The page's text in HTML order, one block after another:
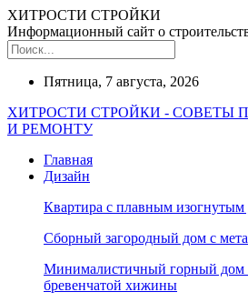
ХИТРОСТИ СТРОЙКИ
Информационный сайт о
Пятница, 7 августа, 2026
ХИТРОСТИ СТРОЙКИ - СОВЕТЫ
И РЕМОНТУ
Главная
Дизайн
Квартира с плавным изогнутым
Сборный загородный дом с
Минималистичный горный дом
бревенчатой хижины